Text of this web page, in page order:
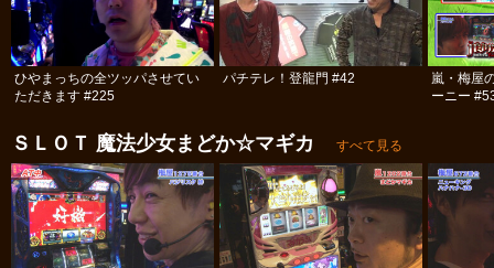
ひやまっちの全ツッパさせてい
ただきます #225
パチテレ！登龍門 #42
嵐・梅屋
ーニー
ＳＬＯＴ 魔法少女まどか☆マギカ すべて見る